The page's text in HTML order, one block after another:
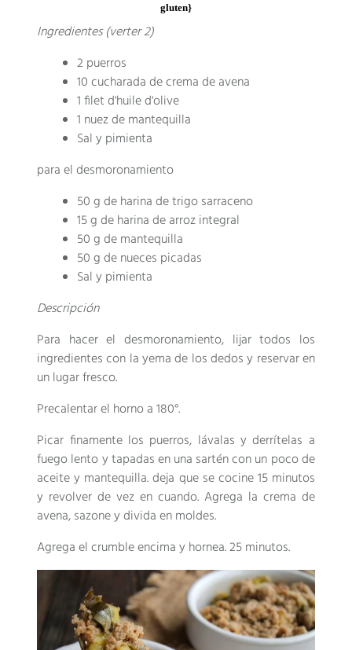
gluten}
Ingredientes (verter 2)
2 puerros
10 cucharada de crema de avena
1 filet d'huile d'olive
1 nuez de mantequilla
Sal y pimienta
para el desmoronamiento
50 g de harina de trigo sarraceno
15 g de harina de arroz integral
50 g de mantequilla
50 g de nueces picadas
Sal y pimienta
Descripción
Para hacer el desmoronamiento, lijar todos los
ingredientes con la yema de los dedos y reservar en
un lugar fresco.
Precalentar el horno a 180°.
Picar finamente los puerros, lávalas y derrítelas a
fuego lento y tapadas en una sartén con un poco de
aceite y mantequilla. deja que se cocine 15 minutos
y revolver de vez en cuando. Agrega la crema de
avena, sazone y divida en moldes.
Agrega el crumble encima y hornea. 25 minutos.